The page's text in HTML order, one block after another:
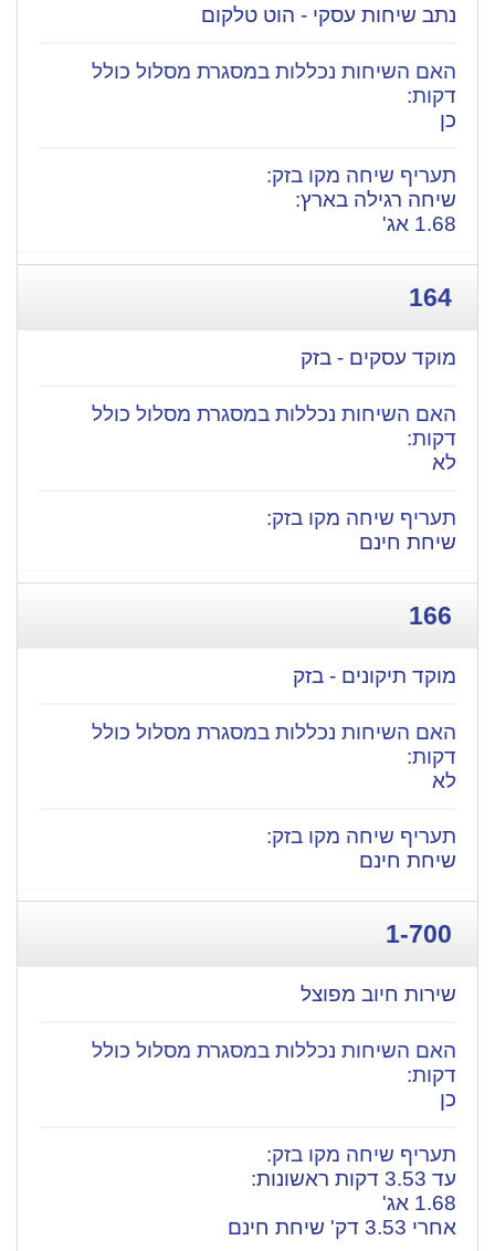
נתב שיחות עסקי - הוט טלקום
כן
​שיחה רגילה בארץ:
1.68 אג'
164
מוקד עסקים - בזק
לא
שיחת חינם
166
מוקד תיקונים - בזק
לא
שיחת חינם
1-700
שירות חיוב מפוצל
כן
עד 3.53 דקות ראשונות:
1.68 אג'
אחרי 3.53 דק' שיחת חינם